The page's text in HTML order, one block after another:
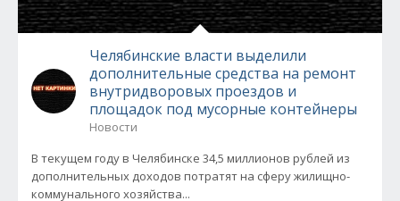
Челябинские власти выделили
дополнительные средства на ремонт
внутридворовых проездов и
площадок под мусорные контейнеры
Новости
В текущем году в Челябинске 34,5 миллионов рублей из
дополнительных доходов потратят на сферу жилищно-
коммунального хозяйства...